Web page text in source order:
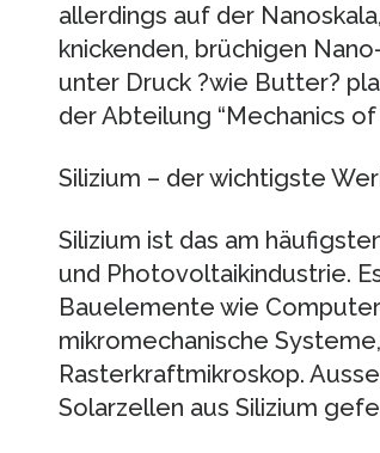
allerdings auf der
knickenden, brüchigen
unter Druck ?wie Butter?
der Abteilung “Mechanics
Silizium – der wichtigste
Silizium ist das am
und Photovoltaikindustrie.
Bauelemente wie
mikromechanische
Rasterkraftmikroskop.
Solarzellen aus Silizium